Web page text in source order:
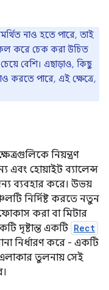
নাও হতে পারে, তাই
করে চেক করা উচিত
বেশি। এছাড়াও, কিছু
করতে পারে, এই ক্ষেত্রে,
নিয়ন্ত্রণ
এবং হোয়াইট ব্যালেন্স
ব্যবহার করে। উভয়
নির্দিষ্ট করতে নতুন
করা বা মিটার
দৃষ্টান্ত একটি Rect
নির্ধারণ করে - একটি
এলাকার তুলনায় সেই